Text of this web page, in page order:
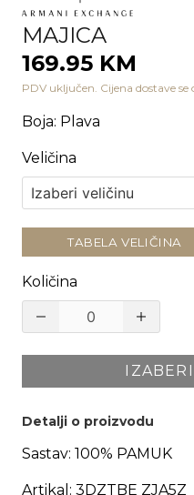
MAJICA
169.95 KM
PDV uključen. Cijena dostave
Boja: Plava
Veličina
TABELA VELIČINA
Količina
Detalji o proizvodu
Sastav: 100% PAMUK
Artikal: 3DZTBE ZJA5Z